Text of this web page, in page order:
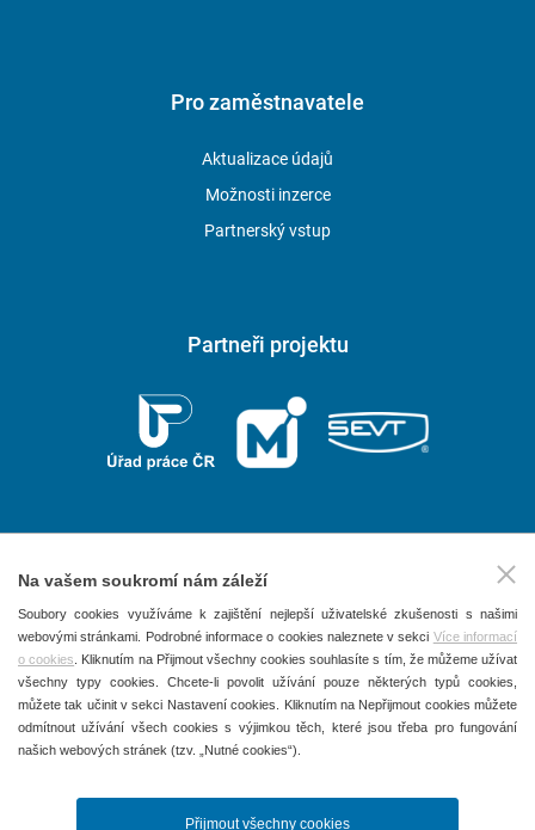
Pro zaměstnavatele
Aktualizace údajů
Možnosti inzerce
Partnerský vstup
Partneři projektu
2026 © P.F. art, spol. s r. o.
Všechna práva vyhrazena
Obchodní podmínky
Používání souborů Cookies
Nastavení cookies
Na vašem soukromí nám záleží
Soubory cookies využíváme k zajištění nejlepší uživatelské zkušenosti s našimi
webovými stránkami. Podrobné informace o cookies naleznete v sekci Více informací
o cookies . Kliknutím na Přijmout všechny cookies souhlasíte s tím, že můžeme užívat
všechny typy cookies. Chcete-li povolit užívání pouze některých typů cookies,
můžete tak učinit v sekci Nastavení cookies. Kliknutím na Nepřijmout cookies můžete
odmítnout užívání všech cookies s výjimkou těch, které jsou třeba pro fungování
našich webových stránek (tzv. „Nutné cookies“).
Přijmout všechny cookies